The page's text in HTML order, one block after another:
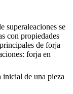
superaleaciones se
con propiedades
de forja
forja en
inicial de una pieza